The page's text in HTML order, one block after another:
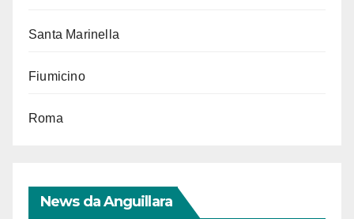
Santa Marinella
Fiumicino
Roma
News da Anguillara